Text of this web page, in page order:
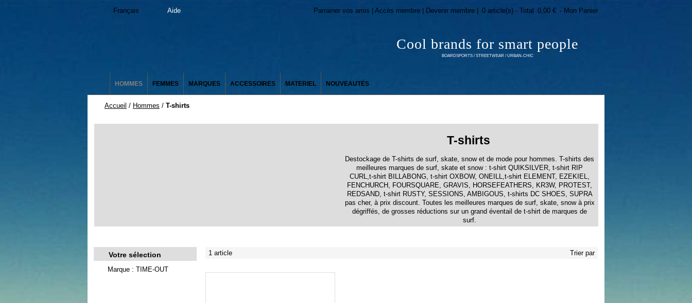
Cool brands for smart people
BOARDSPORTS / STREETWEAR / URBAN-CHIC
Français Aide Parrainer vos amis | Accès membre | Devenir membre | 0 article(s) - Total 0,00 € - Mon Panier
HOMMES FEMMES MARQUES ACCESSOIRES MATERIEL NOUVEAUTÉS
Accueil / Hommes / T-shirts
T-shirts
Destockage de T-shirts de surf, skate, snow et de mode pour hommes. T-shirts des
meilleures marques de surf, skate et snow : t-shirt QUIKSILVER, t-shirt RIP
CURL,t-shirt BILLABONG, t-shirt OXBOW, ONEILL,t-shirt ELEMENT, EZEKIEL,
FENCHURCH, FOURSQUARE, GRAVIS, HORSEFEATHERS, KR3W, PROTEST,
REDSAND, t-shirt RUSTY, SESSIONS, AMBIGOUS, t-shirts DC SHOES, SUPRA
pas cher, à prix discount. Toutes les meilleures marques de surf, skate, snow à prix
dégriffés, de grosses réductions sur un grand éventail de t-shirt de marques de
surf.
Votre sélection
Marque : TIME-OUT
1 article Trier par